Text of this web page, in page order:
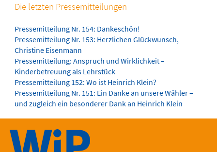
Die letzten Pressemitteilungen
Pressemitteilung Nr. 154: Dankeschön!
Pressemitteilung Nr. 153: Herzlichen Glückwunsch,
Christine Eisenmann
Pressemitteilung: Anspruch und Wirklichkeit –
Kinderbetreuung als Lehrstück
Pressemitteilung 152: Wo ist Heinrich Klein?
Pressemitteilung Nr. 151: Ein Danke an unsere Wähler –
und zugleich ein besonderer Dank an Heinrich Klein